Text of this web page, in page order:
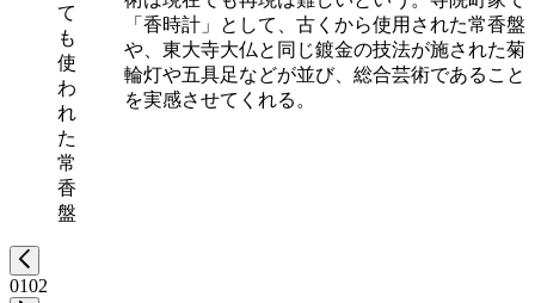
て
も
使
わ
れ
た
常
香
盤
0102
「香時計」として、古くから使用された常香盤
や、東大寺大仏と同じ鍍金の技法が施された菊
輪灯や五具足などが並び、総合芸術であること
を実感させてくれる。